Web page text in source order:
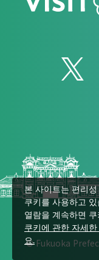
© Fukuoka
본 사이트는 편리
쿠키를 사용하고 있
열람을 계속하면
쿠키에 관한 자세
요.